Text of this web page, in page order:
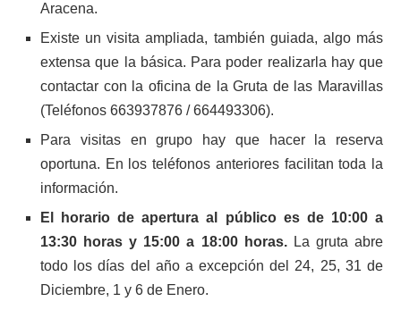
Aracena.
Existe un visita ampliada, también guiada, algo más
extensa que la básica. Para poder realizarla hay que
contactar con la oficina de la Gruta de las Maravillas
(Teléfonos 663937876 / 664493306).
Para visitas en grupo hay que hacer la reserva
oportuna. En los teléfonos anteriores facilitan toda la
información.
El horario de apertura al público es de 10:00 a
13:30 horas y 15:00 a 18:00 horas.La gruta abre
todo los días del año a excepción del 24, 25, 31 de
Diciembre, 1 y 6 de Enero.